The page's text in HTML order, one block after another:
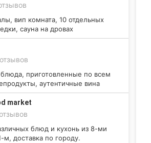
вип комната, 10 отдельных
сауна на дровах
приготовленные по всем
аутентичные вина
market
блюд и кухонь из 8-ми
м, доставка по городу.